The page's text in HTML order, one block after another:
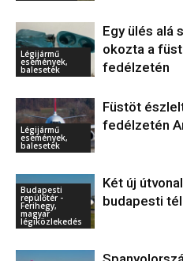
Légijármű
események,
balesetek
Egy ülés alá
okozta a
fedélzetén
Légijármű
események,
balesetek
Füstöt
fedélzetén
Budapesti
repülőtér -
Ferihegy,
magyar
légiközlekedés
Két új
budapesti